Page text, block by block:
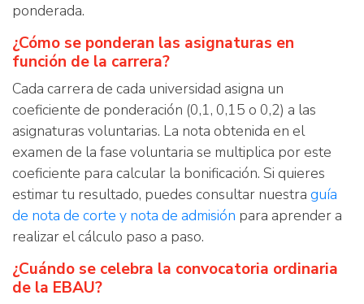
ponderada.
¿Cómo se ponderan las asignaturas en
función de la carrera?
Cada carrera de cada universidad asigna un
coeficiente de ponderación (0,1, 0,15 o 0,2) a las
asignaturas voluntarias. La nota obtenida en el
examen de la fase voluntaria se multiplica por este
coeficiente para calcular la bonificación. Si quieres
estimar tu resultado, puedes consultar nuestra guía
de nota de corte y nota de admisión para aprender a
realizar el cálculo paso a paso.
¿Cuándo se celebra la convocatoria ordinaria
de la EBAU?